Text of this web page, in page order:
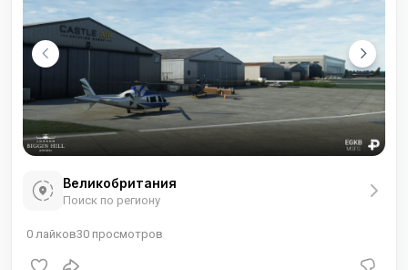
Великобритания
Поиск по региону
0 лайков30 просмотров